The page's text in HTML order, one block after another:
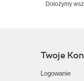
Dołożymy
Twoje
Logowanie